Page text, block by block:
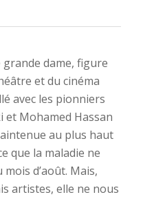
grande dame, figure
et du cinéma
avec les pionniers
et Mohamed Hassan
au plus haut
que la maladie ne
d’août. Mais,
artistes, elle ne nous